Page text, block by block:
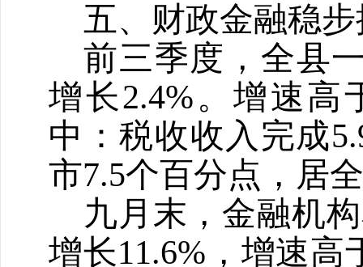
五、财政金融稳
前三季度，全县
增长2.4%。增速高
中：税收收入完成
市7.5个百分点，居
九月末，金融机
增长11.6% ，增速高